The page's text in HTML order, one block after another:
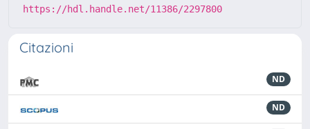
https://hdl.handle.net/11386/2297800
Citazioni
ND
ND